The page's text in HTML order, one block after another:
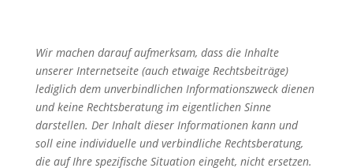
Wir machen darauf aufmerksam, dass die Inhalte
unserer Internetseite (auch etwaige Rechtsbeiträge)
lediglich dem unverbindlichen Informationszweck dienen
und keine Rechtsberatung im eigentlichen Sinne
darstellen. Der Inhalt dieser Informationen kann und
soll eine individuelle und verbindliche Rechtsberatung,
die auf Ihre spezifische Situation eingeht, nicht ersetzen.